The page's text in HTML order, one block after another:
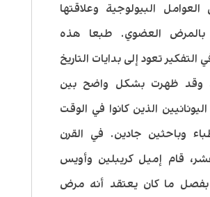
البيولوجية وعلاقتها
بالمرض العضوي. طبعا هذه
التفكير تعود إلى بدايات التاريخ
وقد ظهرت بشكل واضح بين
الذين كانوا في الوقت
وباحثين جادين. في القرن
قام إميل كريبلين وأويس
بفصل ما كان يعتقد أنه مرض